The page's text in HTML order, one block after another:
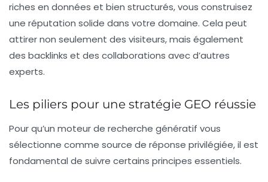
riches en données et bien structurés, vous construisez
une réputation solide dans votre domaine. Cela peut
attirer non seulement des visiteurs, mais également
des backlinks et des collaborations avec d’autres
experts.
Les piliers pour une stratégie GEO réussie
Pour qu’un moteur de recherche génératif vous
sélectionne comme source de réponse privilégiée, il est
fondamental de suivre certains principes essentiels.